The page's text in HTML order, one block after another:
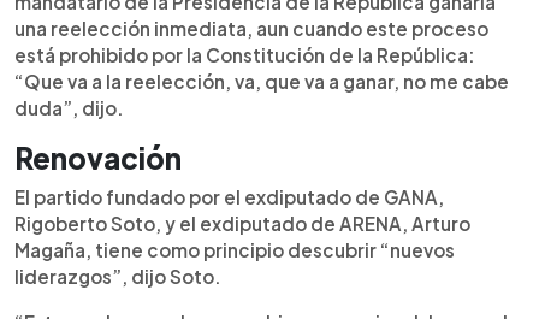
una reelección inmediata, aun cuando este proceso
está prohibido por la Constitución de la República:
“Que va a la reelección, va, que va a ganar, no me cabe
duda”, dijo.
Renovación
El partido fundado por el exdiputado de GANA,
Rigoberto Soto, y el exdiputado de ARENA, Arturo
Magaña, tiene como principio descubrir “nuevos
liderazgos”, dijo Soto.